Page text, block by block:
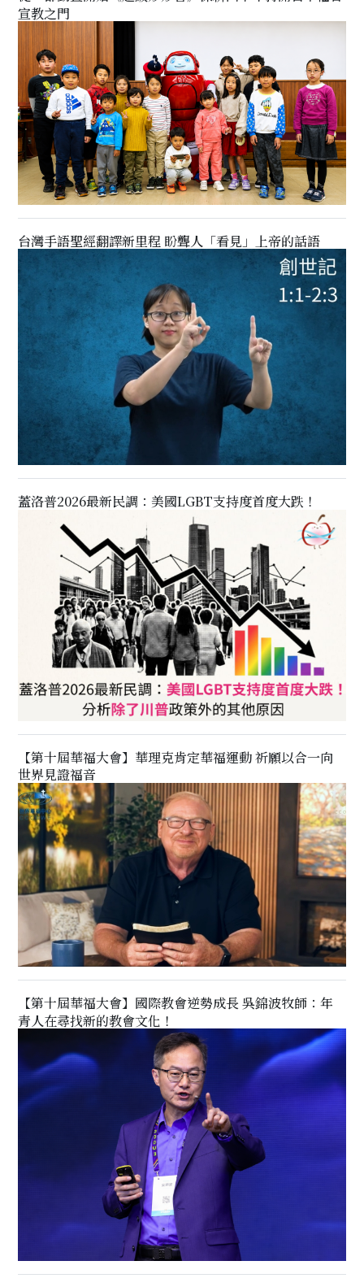
宣教之門
台灣手語聖經翻譯新里程 盼聾人「看見」上帝的話語
蓋洛普2026最新民調：美國LGBT支持度首度大跌！
【第十屆華福大會】華理克肯定華福運動 祈願以合一向
世界見證福音
【第十屆華福大會】國際教會逆勢成長 吳錦波牧師：年
青人在尋找新的教會文化！